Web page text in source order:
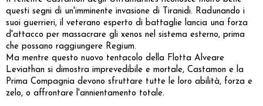
questi segni di un'imminente invasione di Tiranidi. Radunando i
suoi guerrieri, il veterano esperto di battaglie lancia una forza
d'attacco per massacrare gli xenos nel sistema esterno, prima
che possano raggiungere Regium.
Ma mentre questo nuovo tentacolo della Flotta Alveare
Leviathan si dimostra imprevedibile e mortale, Castamon e la
Prima Compagnia devono sfruttare tutte le loro abilità, forza e
zelo, o affrontare l'annientamento totale.